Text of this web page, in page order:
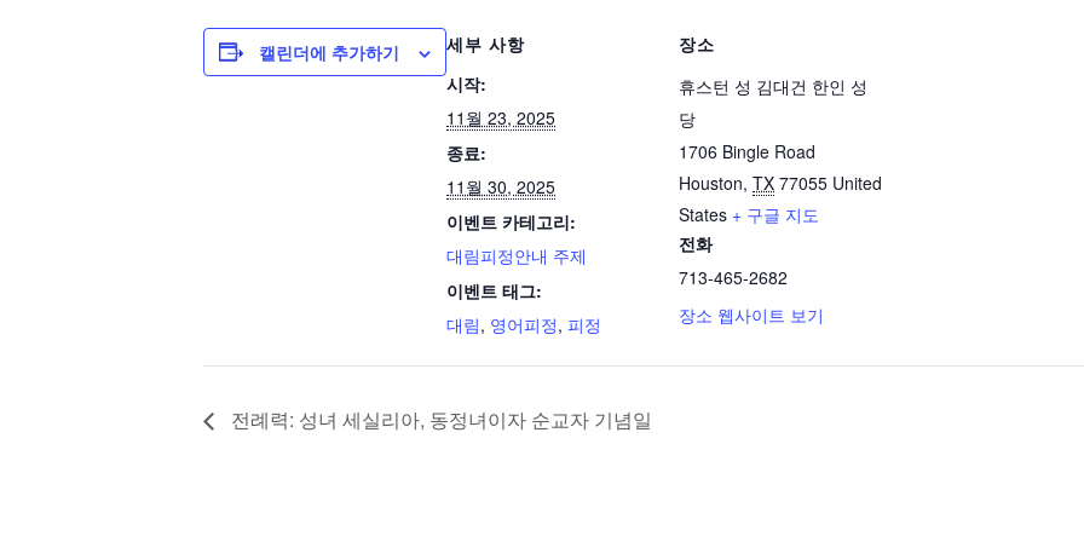
캘린더에 추가하기
세부 사항
시작:
11월 23, 2025
종료:
11월 30, 2025
이벤트 카테고리:
대림피정안내 주제
이벤트 태그:
대림, 영어피정, 피정
장소
휴스턴 성 김대건 한인 성
당
1706 Bingle Road
Houston, TX 77055 United
States + 구글 지도
전화
713-465-2682
장소 웹사이트 보기
전례력: 성녀 세실리아, 동정녀이자 순교자 기념일